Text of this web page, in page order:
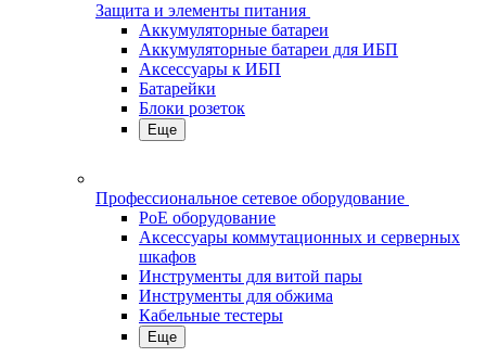
Защита и элементы питания
Аккумуляторные батареи
Аккумуляторные батареи для ИБП
Аксессуары к ИБП
Батарейки
Блоки розеток
Еще
Профессиональное сетевое оборудование
PoE оборудование
Аксессуары коммутационных и серверных
шкафов
Инструменты для витой пары
Инструменты для обжима
Кабельные тестеры
Еще